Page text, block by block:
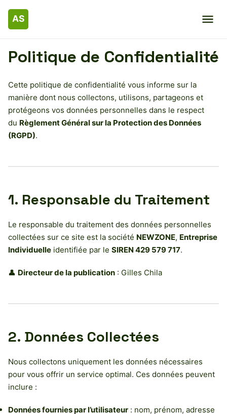
Politique de Confidentialité
Cette politique de confidentialité vous informe sur la
manière dont nous collectons, utilisons, partageons et
protégeons vos données personnelles dans le respect
du Règlement Général sur la Protection des Données
(RGPD).
1. Responsable du Traitement
Le responsable du traitement des données personnelles
collectées sur ce site est la société NEWZONE, Entreprise
Individuelle identifiée par le SIREN 429 579 717.
👤 Directeur de la publication : Gilles Chila
2. Données Collectées
Nous collectons uniquement les données nécessaires
pour vous offrir un service optimal. Ces données peuvent
inclure :
Données fournies par l’utilisateur : nom, prénom, adresse